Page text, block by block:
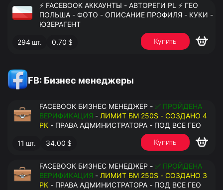
⚡️ FACEBOOK АККАУНТЫ - АВТОРЕГИ PL ⚡️ ГЕО
ПОЛЬША - ФОТО - ОПИСАНИЕ ПРОФИЛЯ - КУКИ -
ЮЗЕРАГЕНТ
294 шт. 0.70 $ Купить
FB: Бизнес менеджеры
FACEBOOK БИЗНЕС МЕНЕДЖЕР - ✅ ПРОЙДЕНА
ВЕРИФИКАЦИЯ - ЛИМИТ БМ 250$ - СОЗДАНО 4
РК - ПРАВА АДМИНИСТРАТОРА - ПОД ВСЕ ГЕО
11 шт. 34.00 $ Купить
FACEBOOK БИЗНЕС МЕНЕДЖЕР - ✅ ПРОЙДЕНА
ВЕРИФИКАЦИЯ - ЛИМИТ БМ 250$ - СОЗДАНО 3
РК - ПРАВА АДМИНИСТРАТОРА - ПОД ВСЕ ГЕО